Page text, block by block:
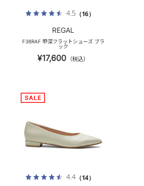
4.5 （16）
REGAL
F38RAF 甲深フラットシューズ ブラ
ック
¥17,600 （税込）
4.4（14）